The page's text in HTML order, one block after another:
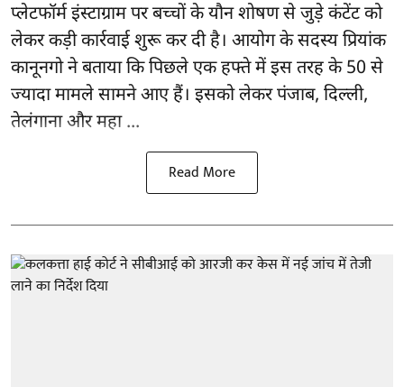
प्लेटफॉर्म इंस्टाग्राम पर बच्चों के यौन शोषण से जुड़े कंटेंट को
लेकर कड़ी कार्रवाई शुरू कर दी है। आयोग के सदस्य प्रियांक
कानूनगो ने बताया कि पिछले एक हफ्ते में इस तरह के 50 से
ज्यादा मामले सामने आए हैं। इसको लेकर पंजाब, दिल्ली,
तेलंगाना और महा ...
Read More